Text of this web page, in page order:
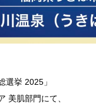
選挙 2025」
美肌部門にて、